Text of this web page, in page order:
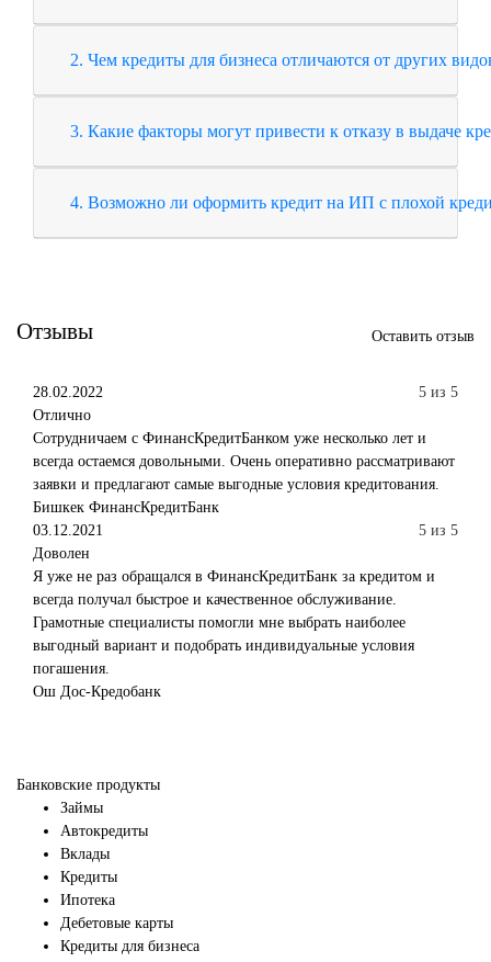
2. Чем кредиты для бизнеса отличаются от других
3. Какие факторы могут привести к отказу в выдаче
4. Возможно ли оформить кредит на ИП с плохой
Отзывы Оставить отзыв
28.02.2022
5 из 5
Отлично
Сотрудничаем с ФинансКредитБанком уже несколько лет и
всегда остаемся довольными. Очень оперативно рассматривают
заявки и предлагают самые выгодные условия кредитования.
Бишкек ФинансКредитБанк
03.12.2021
5 из 5
Доволен
Я уже не раз обращался в ФинансКредитБанк за кредитом и
всегда получал быстрое и качественное обслуживание.
Грамотные специалисты помогли мне выбрать наиболее
выгодный вариант и подобрать индивидуальные условия
погашения.
Ош Дос-Кредобанк
Банковские продукты
Займы
Автокредиты
Вклады
Кредиты
Ипотека
Дебетовые карты
Кредиты для бизнеса